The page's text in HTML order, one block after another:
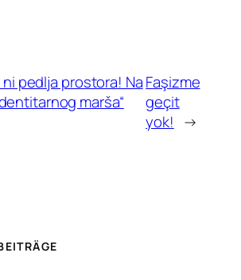
pedlja prostora! Na
marša“
Faşizme
geçit
yok! →